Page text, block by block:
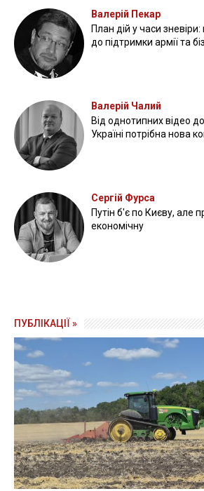
Валерій Пекар
План дій у часи
до підтримки армії та
Валерій Чалий
Від однотипних відео
Україні потрібна нова
Сергій Фурса
Путін б'є по Києву, але
економічну
ПУБЛІКАЦІЇ »